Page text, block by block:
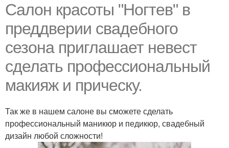
Салон красоты "Ногтев" в
преддверии свадебного
сезона приглашает невест
сделать профессиональный
макияж и прическу.
Так же в нашем салоне вы сможете сделать
профессиональный маникюр и педикюр, свадебный
дизайн любой сложности!